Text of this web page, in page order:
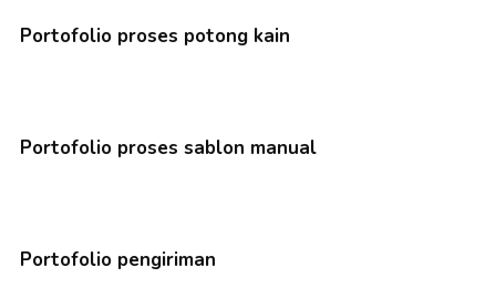
Portofolio proses potong kain
Portofolio proses sablon manual
Portofolio pengiriman